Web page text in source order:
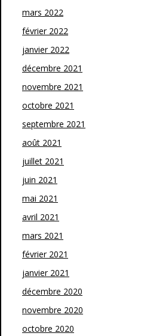
mars 2022
février 2022
janvier 2022
décembre 2021
novembre 2021
octobre 2021
septembre 2021
août 2021
juillet 2021
juin 2021
mai 2021
avril 2021
mars 2021
février 2021
janvier 2021
décembre 2020
novembre 2020
octobre 2020